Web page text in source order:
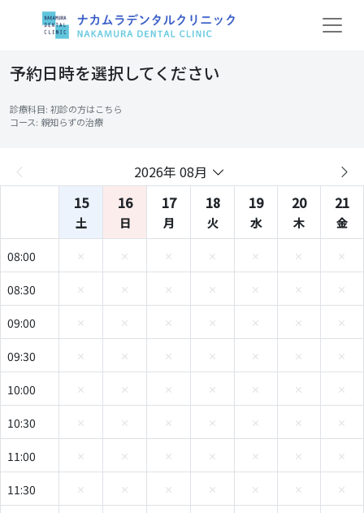
予約日時を選択してください
診療科目: 初診の方はこちら
コース: 親知らずの治療
2026年 08月
15
土
16
日
17
月
18
火
19
水
20
木
21
金
08:00
08:30
09:00
09:30
10:00
10:30
11:00
11:30